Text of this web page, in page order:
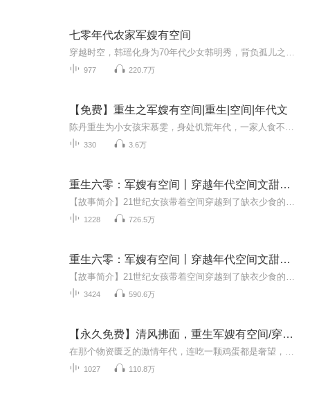
七零年代农家军嫂有空间
977 220.7万
【免费】重生之军嫂有空间|重生|空间|年代文
330 3.6万
重生六零：军嫂有空间丨穿越年代空间文甜宠爽文
1228 726.5万
重生六零：军嫂有空间丨穿越年代空间文甜宠爽文
3424 590.6万
【永久免费】清风拂面，重生军嫂有空间/穿越/年代
1027 110.8万